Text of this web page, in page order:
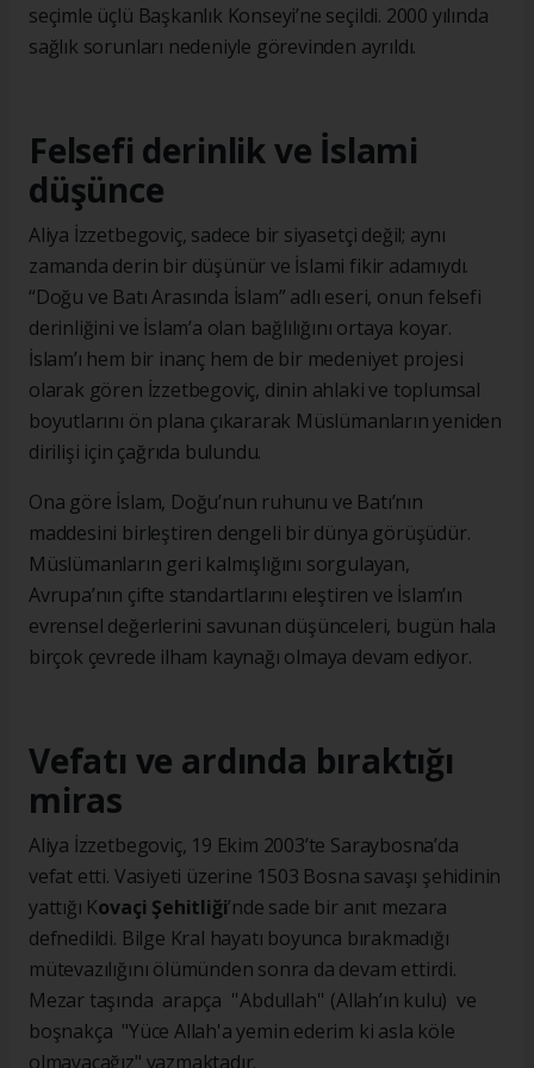
seçimle üçlü Başkanlık Konseyi’ne seçildi. 2000 yılında
sağlık sorunları nedeniyle görevinden ayrıldı.
Felsefi derinlik ve İslami
düşünce
Aliya İzzetbegoviç, sadece bir siyasetçi değil; aynı
zamanda derin bir düşünür ve İslami fikir adamıydı.
“Doğu ve Batı Arasında İslam” adlı eseri, onun felsefi
derinliğini ve İslam’a olan bağlılığını ortaya koyar.
İslam’ı hem bir inanç hem de bir medeniyet projesi
olarak gören İzzetbegoviç, dinin ahlaki ve toplumsal
boyutlarını ön plana çıkararak Müslümanların yeniden
dirilişi için çağrıda bulundu.
Ona göre İslam, Doğu’nun ruhunu ve Batı’nın
maddesini birleştiren dengeli bir dünya görüşüdür.
Müslümanların geri kalmışlığını sorgulayan,
Avrupa’nın çifte standartlarını eleştiren ve İslam’ın
evrensel değerlerini savunan düşünceleri, bugün hala
birçok çevrede ilham kaynağı olmaya devam ediyor.
Vefatı ve ardında bıraktığı
miras
Aliya İzzetbegoviç, 19 Ekim 2003’te Saraybosna’da
vefat etti. Vasiyeti üzerine 1503 Bosna savaşı şehidinin
yattığı Kovaçi Şehitliği’nde sade bir anıt mezara
defnedildi. Bilge Kral hayatı boyunca bırakmadığı
mütevazılığını ölümünden sonra da devam ettirdi.
Mezar taşında arapça ''Abdullah'' (Allah’ın kulu) ve
boşnakça "Yüce Allah'a yemin ederim ki asla köle
olmayacağız" yazmaktadır.